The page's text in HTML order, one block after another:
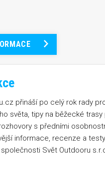
přináší po celý rok rady
světa, tipy na běžecké
s předními
informace, recenze a
Svět Outdooru